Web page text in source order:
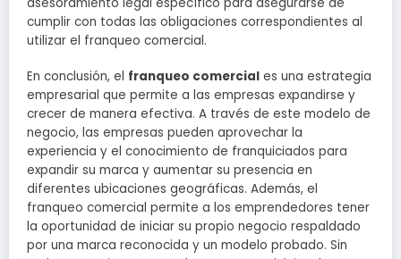
cumplir con todas las obligaciones correspondientes al
utilizar el franqueo comercial.
En conclusión, el franqueo comercial es una estrategia
empresarial que permite a las empresas expandirse y
crecer de manera efectiva. A través de este modelo de
negocio, las empresas pueden aprovechar la
experiencia y el conocimiento de franquiciados para
expandir su marca y aumentar su presencia en
diferentes ubicaciones geográficas. Además, el
franqueo comercial permite a los emprendedores tener
la oportunidad de iniciar su propio negocio respaldado
por una marca reconocida y un modelo probado. Sin